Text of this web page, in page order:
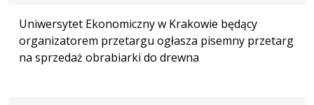
Uniwersytet Ekonomiczny w Krakowie będący
organizatorem przetargu ogłasza pisemny przetarg
na sprzedaż obrabiarki do drewna